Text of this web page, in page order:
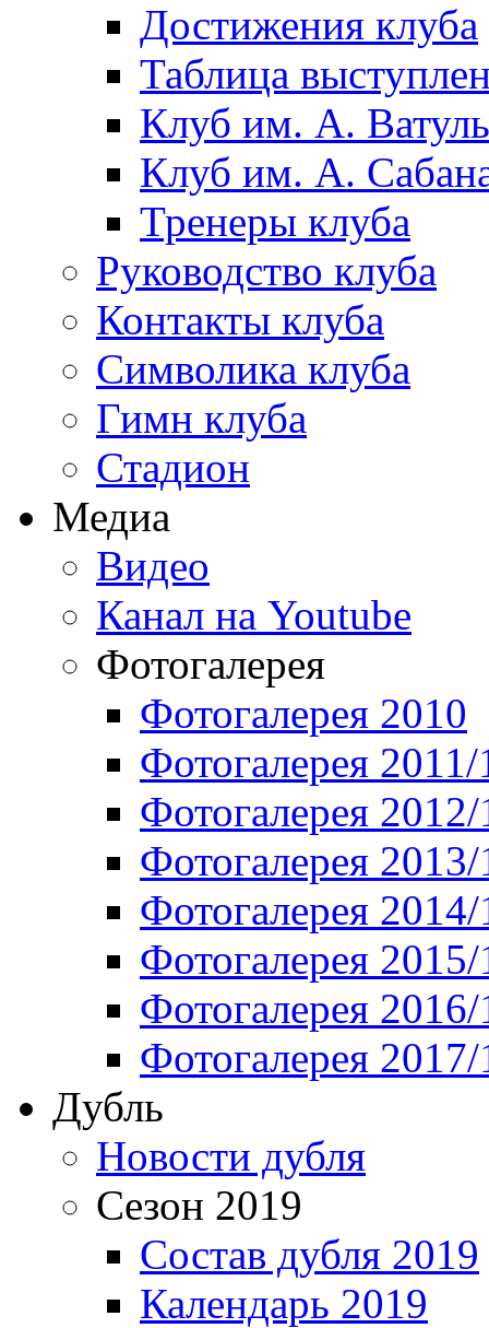
Достижения клуба
Таблица
Клуб им. А.
Клуб им. А.
Тренеры клуба
Руководство клуба
Контакты клуба
Символика клуба
Гимн клуба
Стадион
Медиа
Видео
Канал на Youtube
Фотогалерея
Фотогалерея 2010
Фотогалерея 2011/
Фотогалерея
Фотогалерея
Фотогалерея
Фотогалерея
Фотогалерея
Фотогалерея
Дубль
Новости дубля
Сезон 2019
Состав дубля 2019
Календарь 2019